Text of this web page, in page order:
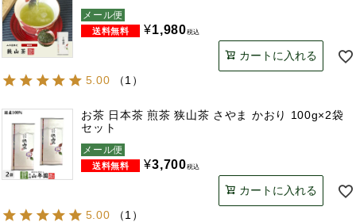
メール便
¥1,980税込
カートに入れる
5.00
（1 ）
お茶 日本茶 煎茶 狭山茶 さやま かおり 100g×2袋
セット
メール便
¥3,700税込
カートに入れる
5.00
（1 ）